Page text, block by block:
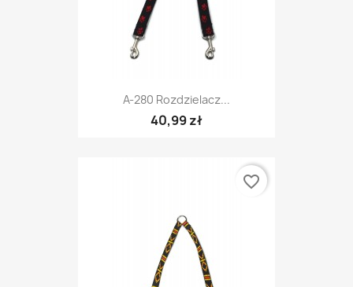
A-280 Rozdzielacz...
40,99 zł
favorite_border